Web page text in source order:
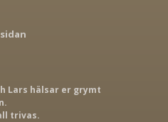
Lars hälsar er grymt
trivas.